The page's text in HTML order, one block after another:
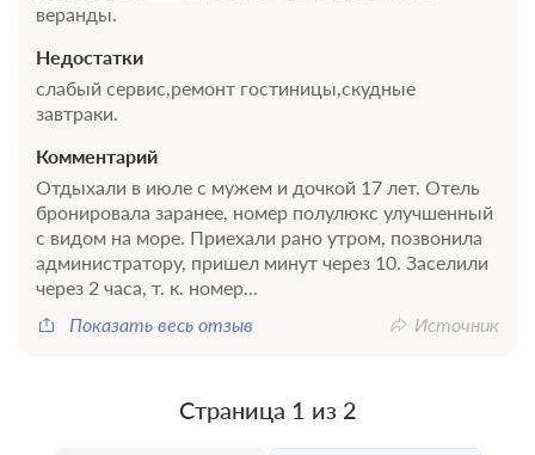
веранды.
Недостатки
слабый сервис,ремонт гостиницы,скудные
завтраки.
Комментарий
Отдыхали в июле с мужем и дочкой 17 лет. Отель
бронировала заранее, номер полулюкс улучшенный
с видом на море. Приехали рано утром, позвонила
администратору, пришел минут через 10. Заселили
через 2 часа, т. к. номер...
Показать весь отзыв
Источник
Страница 1 из 2